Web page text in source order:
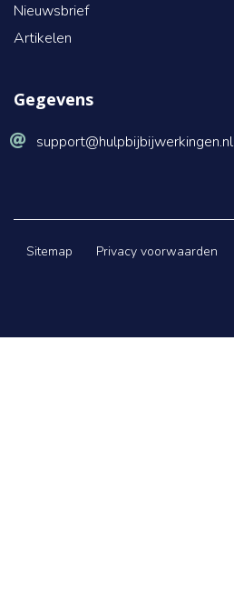
Nieuwsbrief
Artikelen
Gegevens
support@hulpbijbijwerkingen.nl
Sitemap Privacy voorwaarden